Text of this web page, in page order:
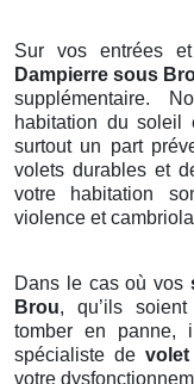
Sur vos entrées
Dampierre sous
supplémentaire.
habitation du soleil
surtout un part
volets durables et
votre habitation
violence et
Dans le cas où vos
Brou, qu’ils
tomber en panne,
spécialiste de
votre